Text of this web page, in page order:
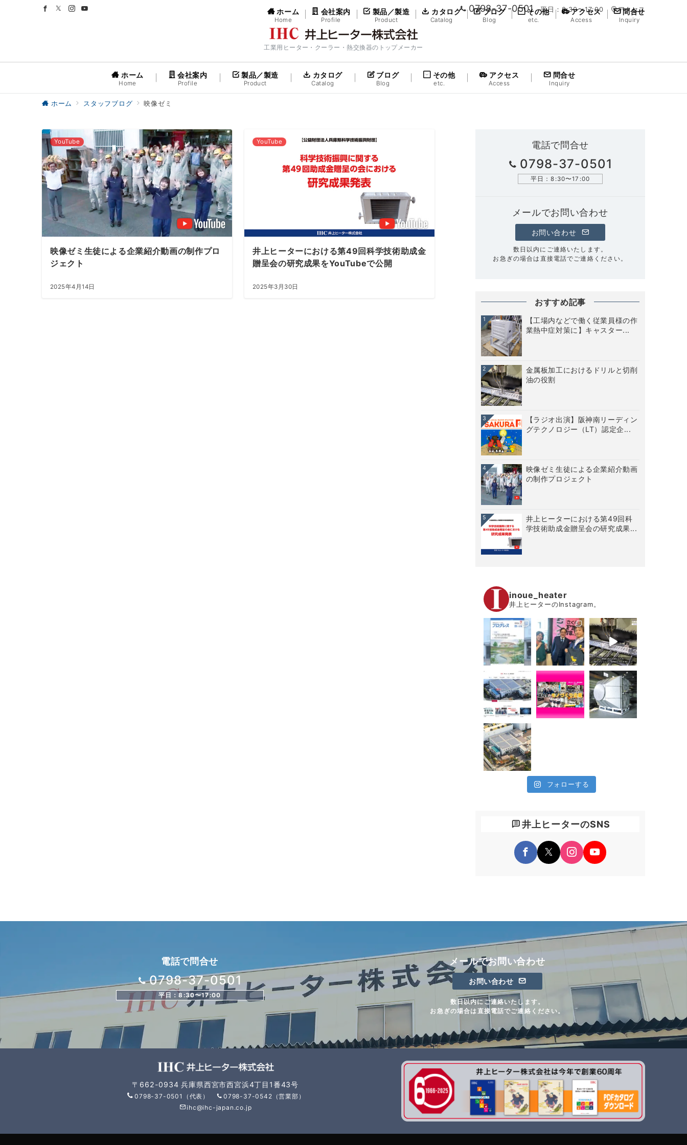
0798-37-0501 平日：8:30〜17:00 アクセス
工業用ヒーター・クーラー・熱交換器のトップメーカー
ホーム
Home
会社案内
Profile
製品／製造
Product
カタログ
Catalog
ブログ
Blog
その他
etc.
アクセス
Access
問合せ
Inquiry
ホーム
Home
会社案内
Profile
製品／製造
Product
カタログ
Catalog
ブログ
Blog
その他
etc.
アクセス
Access
問合せ
Inquiry
ホーム スタッフブログ 映像ゼミ
YouTube
映像ゼミ生徒による企業紹介動画の制作プロ
ジェクト
2025年4月14日
YouTube
井上ヒーターにおける第49回科学技術助成金
贈呈会の研究成果をYouTubeで公開
2025年3月30日
電話で問合せ
0798-37-0501
平日：8:30〜17:00
メールでお問い合わせ
お問い合わせ
数日以内にご連絡いたします。
お急ぎの場合は直接電話でご連絡ください。
おすすめ記事
1
【工場内などで働く従業員様の作
業熱中症対策に】キャスター...
2
金属板加工におけるドリルと切削
油の役割
3
【ラジオ出演】阪神南リーディン
グテクノロジー（LT）認定企...
4
映像ゼミ生徒による企業紹介動画
の制作プロジェクト
5
井上ヒーターにおける第49回科
学技術助成金贈呈会の研究成果...
inoue_heater
井上ヒーターのInstagram。
フォローする
井上ヒーターのSNS
電話で問合せ
0798-37-0501
平日：8:30〜17:00
メールでお問い合わせ
お問い合わせ
数日以内にご連絡いたします。
お急ぎの場合は直接電話でご連絡ください。
〒662-0934 兵庫県西宮市西宮浜4丁目1番43号
0798-37-0501（代表）
0798-37-0542（営業部）
ihc@ihc-japan.co.jp